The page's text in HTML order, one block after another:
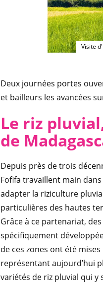
Visite
Deux journées portes
et bailleurs les avancées
Le riz
de
Depuis près de trois
Fofifa travaillent main
adapter la riziculture
particulières des hautes
Grâce à ce partenariat,
spécifiquement
de ces zones ont été
représentant aujourd’hui
variétés de riz pluvial qui y